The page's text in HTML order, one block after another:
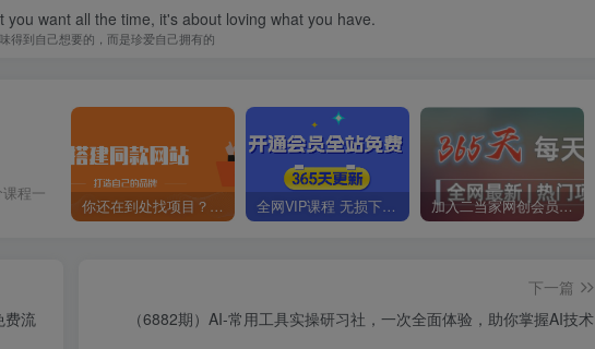
want all the time, it's about loving what you have.
得到自己想要的，而是珍爱自己拥有的
程一
你还在到处找项目？还在当韭菜？我靠卖项目一个月收入5万+，曾经我也是个失败者。 全网VIP课程 无损下载~ 加入二当家网创会员，享受70%的推广提成，免费学习网上万种创业课程，菜鸟变大神。
费流
下一篇
（6882期）AI-常用工具实操研习社，一次全面体验，助你掌握AI技术